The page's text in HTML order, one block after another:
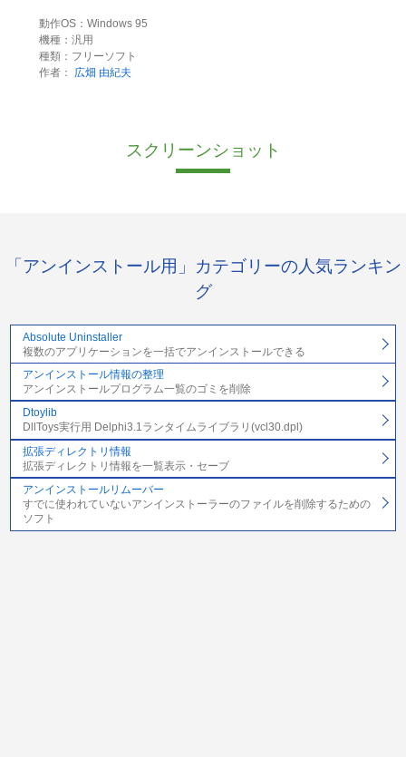
動作OS：Windows 95
機種：汎用
種類：フリーソフト
作者：
広畑 由紀夫
スクリーンショット
「アンインストール用」カテゴリーの人気ランキン
グ
Absolute Uninstaller
複数のアプリケーションを一括でアンインストールできる
アンインストール情報の整理
アンインストールプログラム一覧のゴミを削除
Dtoylib
DllToys実行用 Delphi3.1ランタイムライブラリ(vcl30.dpl)
拡張ディレクトリ情報
拡張ディレクトリ情報を一覧表示・セーブ
アンインストールリムーバー
すでに使われていないアンインストーラーのファイルを削除するための
ソフト